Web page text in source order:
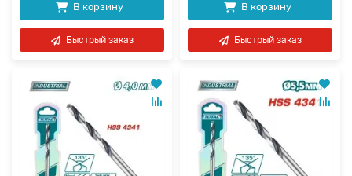
В корзину
Быстрый заказ
В корзину
Быстрый заказ